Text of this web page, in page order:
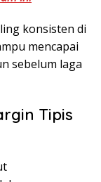
konsisten di
mencapai
sebelum laga
Tipis